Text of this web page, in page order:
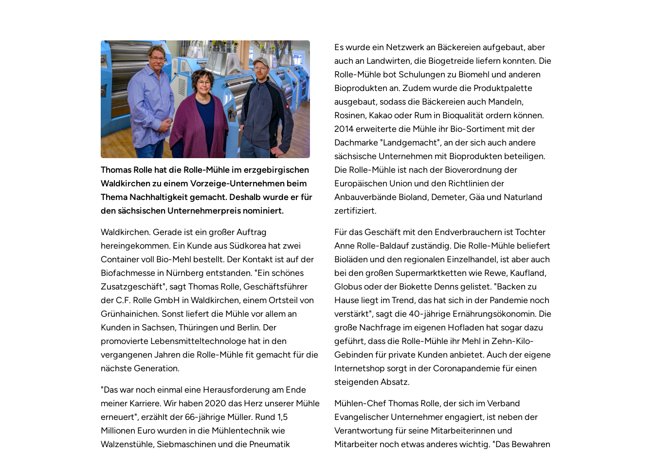
Thomas Rolle hat die Rolle-Mühle im erzgebirgischen
Waldkirchen zu einem Vorzeige-Unternehmen beim
Thema Nachhaltigkeit gemacht. Deshalb wurde er für
den sächsischen Unternehmerpreis nominiert.
Waldkirchen. Gerade ist ein großer Auftrag
hereingekommen. Ein Kunde aus Südkorea hat zwei
Container voll Bio-Mehl bestellt. Der Kontakt ist auf der
Biofachmesse in Nürnberg entstanden. "Ein schönes
Zusatzgeschäft", sagt Thomas Rolle, Geschäftsführer
der C.F. Rolle GmbH in Waldkirchen, einem Ortsteil von
Grünhainichen. Sonst liefert die Mühle vor allem an
Kunden in Sachsen, Thüringen und Berlin. Der
promovierte Lebensmitteltechnologe hat in den
vergangenen Jahren die Rolle-Mühle fit gemacht für die
nächste Generation.
"Das war noch einmal eine Herausforderung am Ende
meiner Karriere. Wir haben 2020 das Herz unserer Mühle
erneuert", erzählt der 66-jährige Müller. Rund 1,5
Millionen Euro wurden in die Mühlentechnik wie
Walzenstühle, Siebmaschinen und die Pneumatik
Es wurde ein Netzwerk an Bäckereien aufgebaut, aber
auch an Landwirten, die Biogetreide liefern konnten. Die
Rolle-Mühle bot Schulungen zu Biomehl und anderen
Bioprodukten an. Zudem wurde die Produktpalette
ausgebaut, sodass die Bäckereien auch Mandeln,
Rosinen, Kakao oder Rum in Bioqualität ordern können.
2014 erweiterte die Mühle ihr Bio-Sortiment mit der
Dachmarke "Landgemacht", an der sich auch andere
sächsische Unternehmen mit Bioprodukten beteiligen.
Die Rolle-Mühle ist nach der Bioverordnung der
Europäischen Union und den Richtlinien der
Anbauverbände Bioland, Demeter, Gäa und Naturland
zertifiziert.
Für das Geschäft mit den Endverbrauchern ist Tochter
Anne Rolle-Baldauf zuständig. Die Rolle-Mühle beliefert
Bioläden und den regionalen Einzelhandel, ist aber auch
bei den großen Supermarktketten wie Rewe, Kaufland,
Globus oder der Biokette Denns gelistet. "Backen zu
Hause liegt im Trend, das hat sich in der Pandemie noch
verstärkt", sagt die 40-jährige Ernährungsökonomin. Die
große Nachfrage im eigenen Hofladen hat sogar dazu
geführt, dass die Rolle-Mühle ihr Mehl in Zehn-Kilo-
Gebinden für private Kunden anbietet. Auch der eigene
Internetshop sorgt in der Coronapandemie für einen
steigenden Absatz.
Mühlen-Chef Thomas Rolle, der sich im Verband
Evangelischer Unternehmer engagiert, ist neben der
Verantwortung für seine Mitarbeiterinnen und
Mitarbeiter noch etwas anderes wichtig. "Das Bewahren